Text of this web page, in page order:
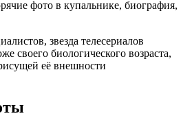
звезда телесериалов
своего биологического возраста,
её внешности